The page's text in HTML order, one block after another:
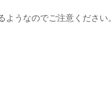
うなのでご注意ください。